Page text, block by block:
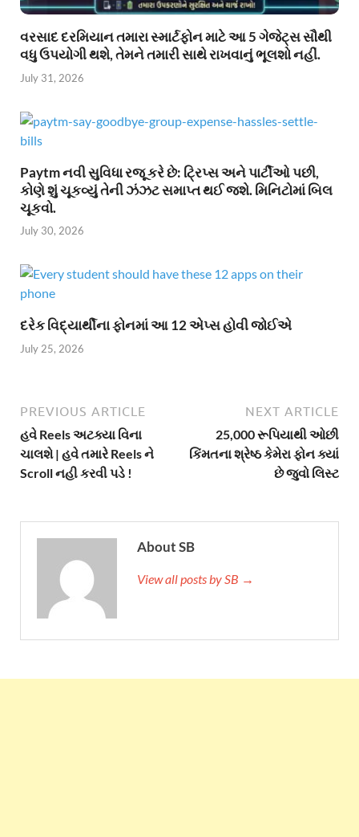
વરસાદ દરમિયાન તમારા સ્માર્ટફોન માટે આ 5 ગેજેટ્સ સૌથી
વધુ ઉપયોગી થશે, તેમને તમારી સાથે રાખવાનું ભૂલશો નહીં.
July 31, 2026
Paytm નવી સુવિધા રજૂ કરે છે: ટ્રિપ્સ અને પાર્ટીઓ પછી,
કોણે શું ચૂકવ્યું તેની ઝંઝટ સમાપ્ત થઈ જશે. મિનિટોમાં બિલ
ચૂકવો.
July 30, 2026
દરેક વિદ્યાર્થીના ફોનમાં આ 12 એપ્સ હોવી જોઈએ
July 25, 2026
PREVIOUS ARTICLE
હવે Reels અટક્યા વિના
ચાલશે | હવે તમારે Reels ને
Scroll નહી કરવી પડે !
NEXT ARTICLE
25,000 રૂપિયાથી ઓછી
કિંમતના શ્રેષ્ઠ કેમેરા ફોન ક્યાં
છે જુવો લિસ્ટ
About SB
View all posts by SB →